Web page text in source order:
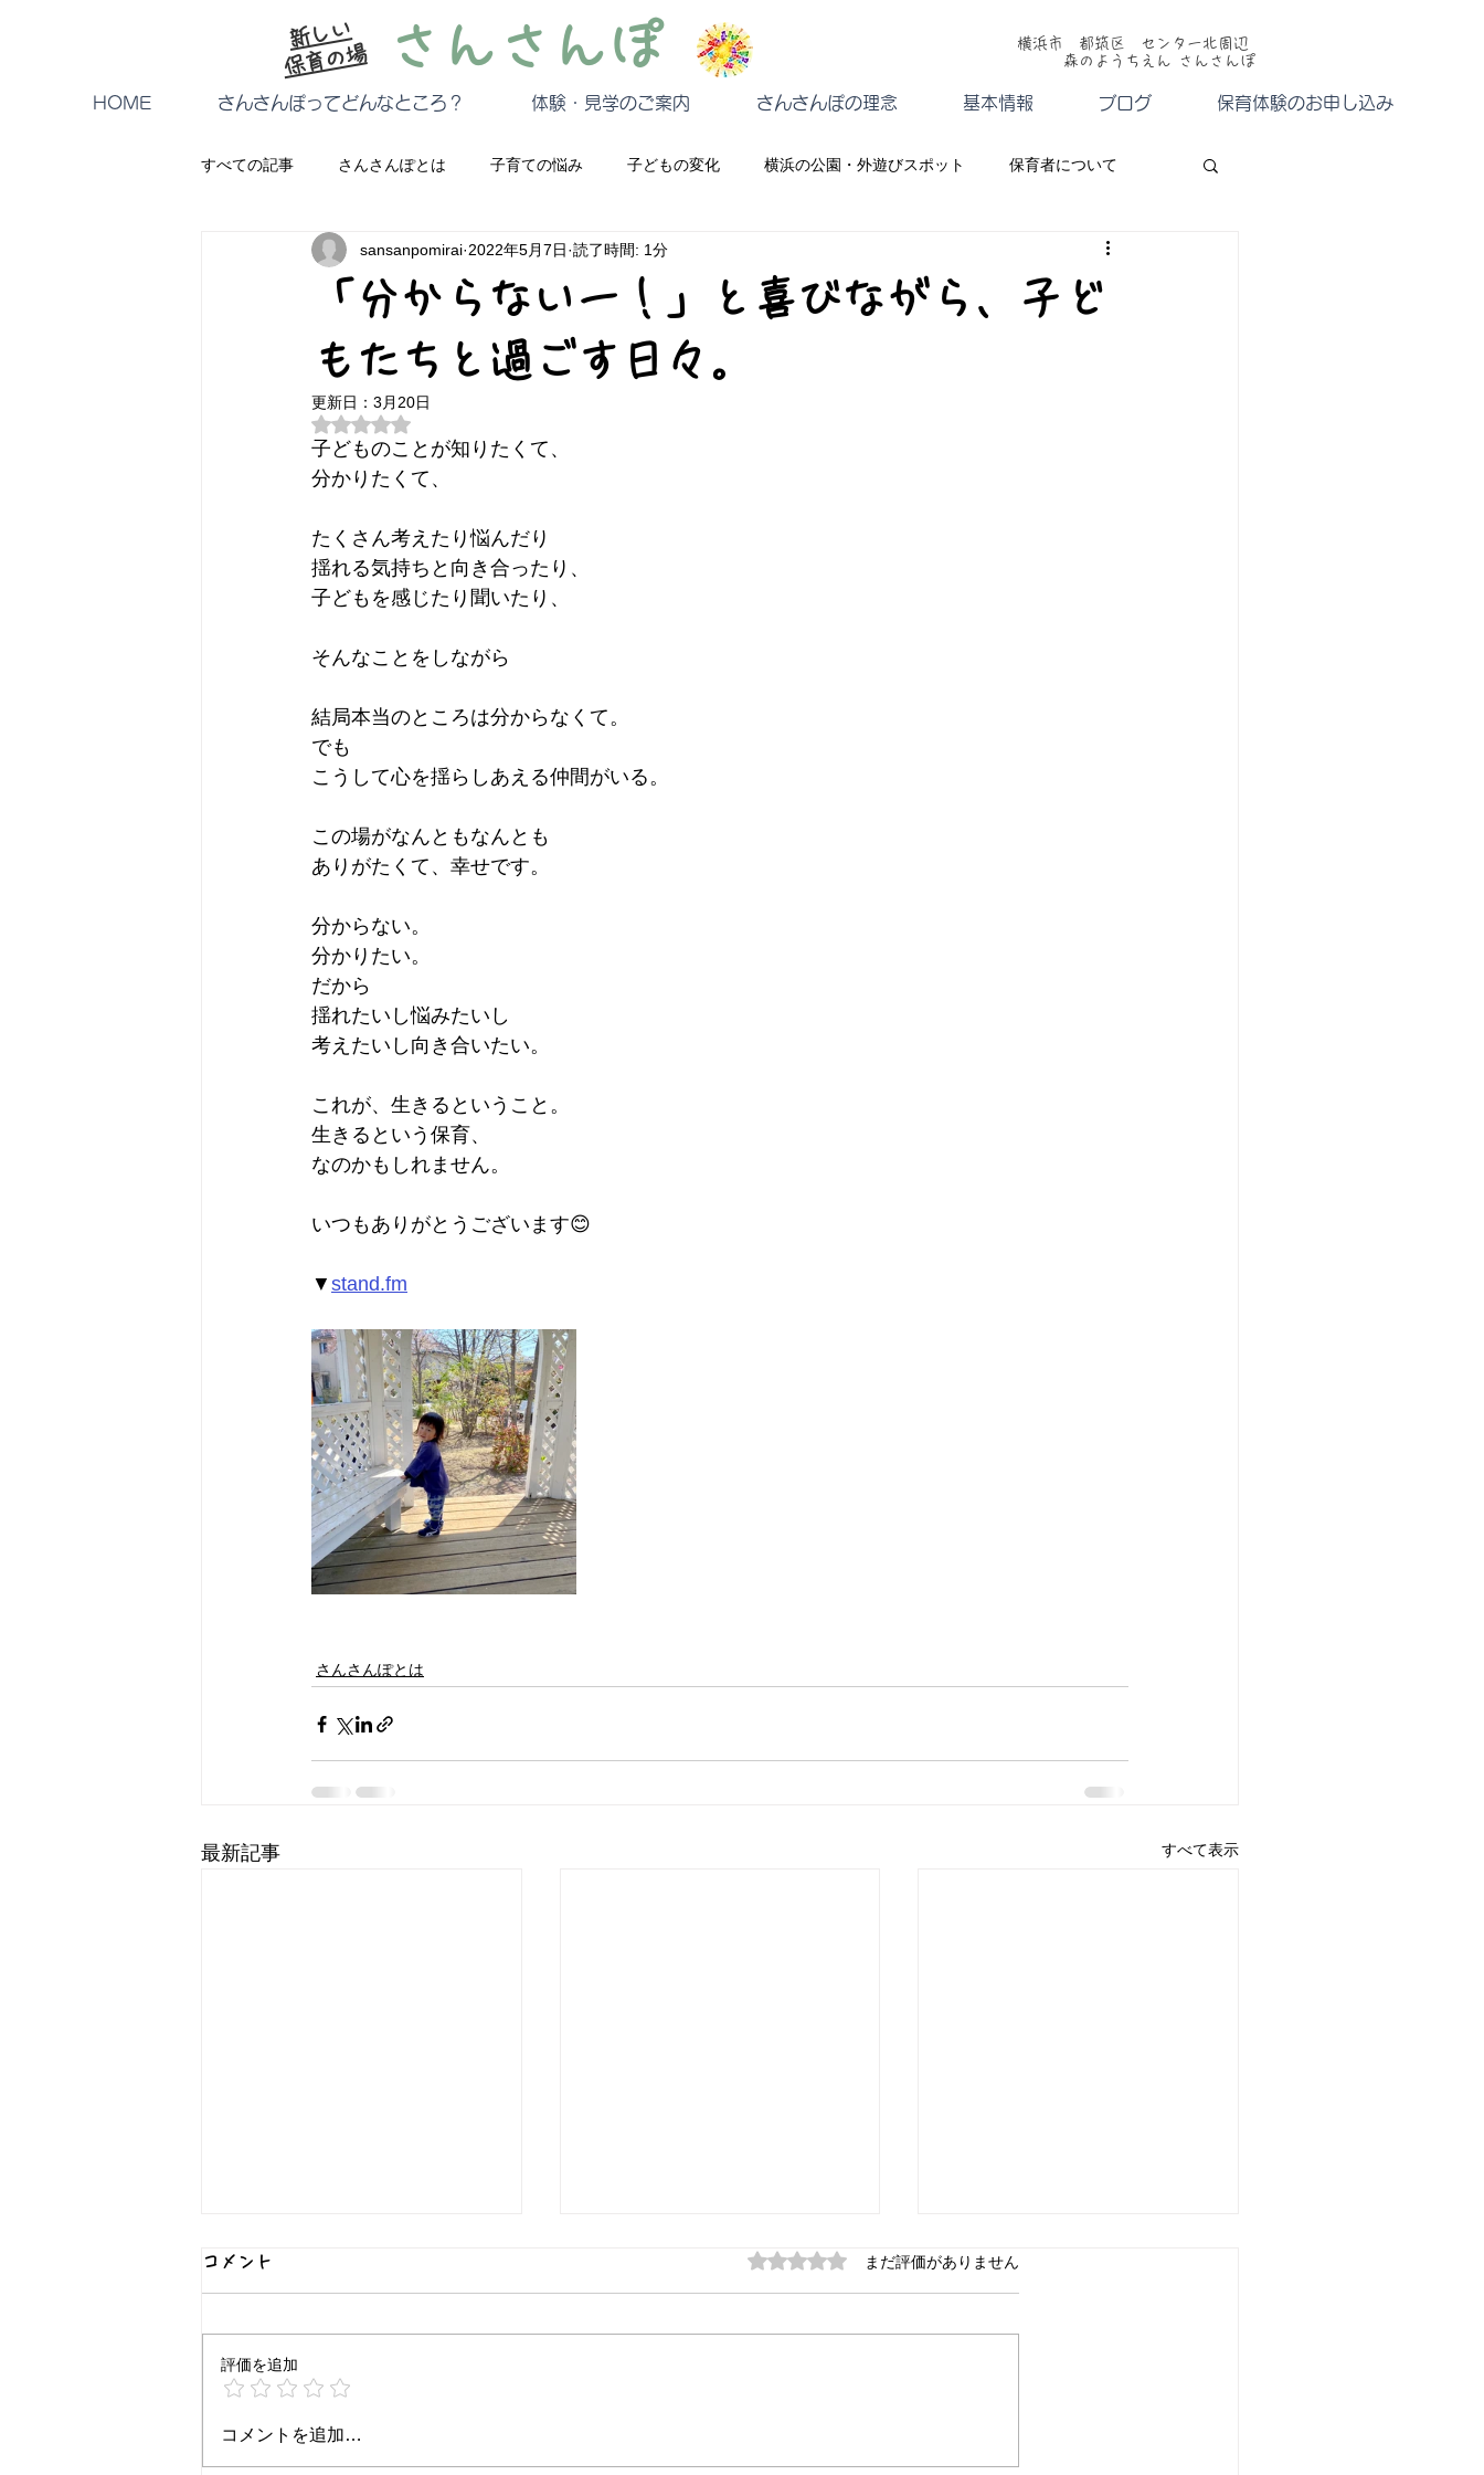
新しい
保育の場 さんさんぽ
横浜市 都筑区 センター北周辺
森のようちえん さんさんぽ
HOME さんさんぽってどんなところ？ 体験・見学のご案内 さんさんぽの理念 基本情報 ブログ 保育体験のお申し込み
すべての記事 さんさんぽとは 子育ての悩み 子どもの変化 横浜の公園・外遊びスポット 保育者について
体験参加・イベント 気になること・よくある質問
「分からないー！」と喜びながら、子ど
もたちと過ごす日々。
sansanpomirai 2022年5月7日 読了時間: 1分
更新日： 3月20日
5つ星のうちNaNと評価されています。
子どものことが知りたくて、
分かりたくて、
たくさん考えたり悩んだり
揺れる気持ちと向き合ったり、
子どもを感じたり聞いたり、
そんなことをしながら
結局本当のところは分からなくて。
でも
こうして心を揺らしあえる仲間がいる。
この場がなんともなんとも
ありがたくて、幸せです。
分からない。
分かりたい。
だから
揺れたいし悩みたいし
考えたいし向き合いたい。
これが、生きるということ。
生きるという保育、
なのかもしれません。
いつもありがとうございます😊
▼ stand.fm
さんさんぽとは
最新記事 すべて表示
横浜・都筑区で自然保育を探
コメント 5つ星のうち0と評価されています。
まだ評価がありません
評価を追加
コメントを追加…